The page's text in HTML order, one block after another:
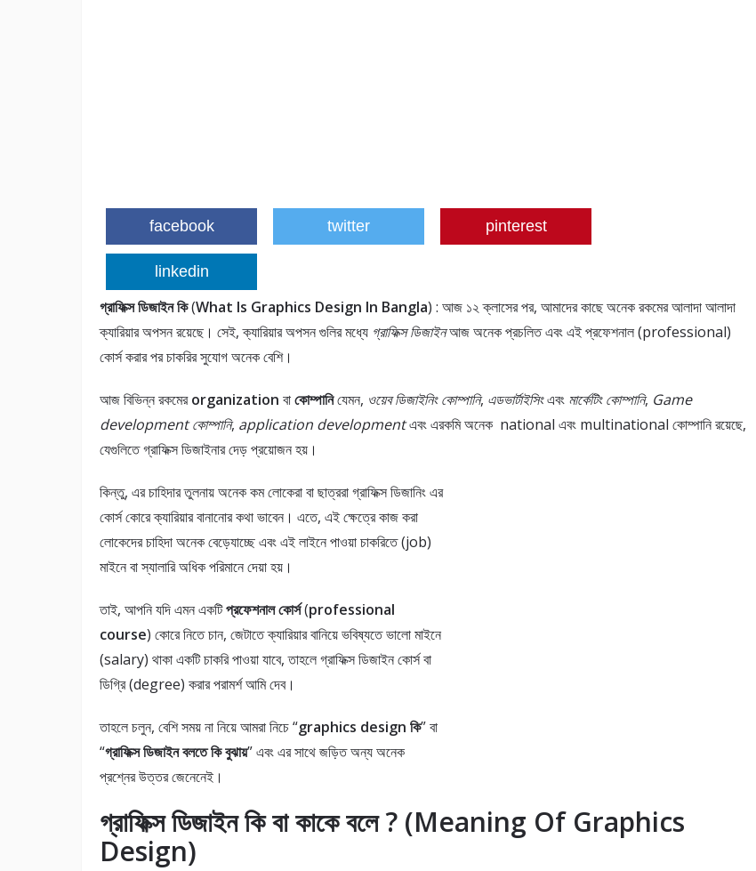
facebook twitter pinterest
linkedin
গ্রাফিক্স ডিজাইন কি(What Is Graphics Design In Bangla) : আজ ১২ ক্লাসের পর, আমাদের কাছে অনেক রকমের আলাদা আলাদা
ক্যারিয়ার অপসন রয়েছে। সেই, ক্যারিয়ার অপসন গুলির মধ্যে গ্রাফিক্স ডিজাইনআজ অনেক প্রচলিত এবং এই প্রফেশনাল (professional)
কোর্স করার পর চাকরির সুযোগ অনেক বেশি।
আজ বিভিন্ন রকমেরorganization বাকোম্পানিযেমন, ওয়েব ডিজাইনিং কোম্পানি, এডভার্টাইসিংএবং মার্কেটিং কোম্পানি, Game
development কোম্পানি, application developmentএবং এরকমি অনেক national এবং multinational কোম্পানি রয়েছে,
যেগুলিতে গ্রাফিক্স ডিজাইনার দেড় প্রয়োজন হয়।
কিন্তু, এর চাহিদার তুলনায় অনেক কম লোকেরা বা ছাত্ররা গ্রাফিক্স ডিজানিং এর
কোর্স কোরে ক্যারিয়ার বানানোর কথা ভাবেন। এতে, এই ক্ষেত্রে কাজ করা
লোকেদের চাহিদা অনেক বেড়েযাচ্ছে এবং এই লাইনে পাওয়া চাকরিতে (job)
মাইনে বা স্যালারি অধিক পরিমানে দেয়া হয়।
তাই, আপনি যদি এমন একটিপ্রফেশনাল কোর্স(professional
course) কোরে নিতে চান, জেটাতে ক্যারিয়ার বানিয়ে ভবিষ্যতে ভালো মাইনে
(salary) থাকা একটি চাকরি পাওয়া যাবে, তাহলে গ্রাফিক্স ডিজাইন কোর্স বা
ডিগ্রি (degree) করার পরামর্শ আমি দেব।
তাহলে চলুন, বেশি সময় না নিয়ে আমরা নিচে “graphics design কি” বা
“গ্রাফিক্স ডিজাইন বলতে কি বুঝায়” এবং এর সাথে জড়িত অন্য অনেক
প্রশ্নের উত্তর জেনেনেই।
গ্রাফিক্স ডিজাইন কি বা কাকে বলে ? (Meaning Of Graphics
Design)